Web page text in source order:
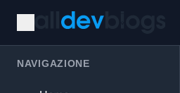
NAVIGAZIONE